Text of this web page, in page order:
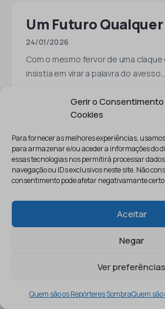
Gerir o
Cookies
Para fornecer as melhores experiências,
para armazenar e/ou aceder a informações do
essas tecnologias nos permitirá processar
navegação ou IDs exclusivos neste site. Não
consentimento pode afetar negativamante
Aceitar
Negar
Ver preferências
Quem são os Repórteres SombraQuem
Um Futuro Qualquer
24/01/2026
Com o mesmo fervor de uma
insistia em virar a palavra do avesso.…
Ser Adulto é…